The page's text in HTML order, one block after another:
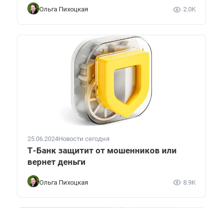
Ольга Пихоцкая 2.0K
25.06.2024Новости сегодня
Т-Банк защитит от мошенников или
вернет деньги
Ольга Пихоцкая 8.9K